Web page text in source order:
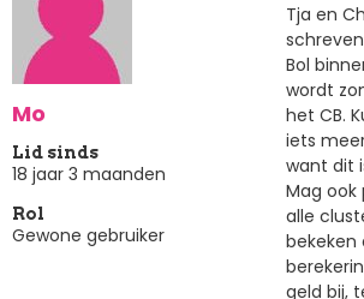
Mo
Lid sinds
18 jaar 3 maanden
Rol
Gewone gebruiker
Tja en
Bol
wordt
het CB.
iets
want dit
Mag ook
alle
bekeken
geld bij,